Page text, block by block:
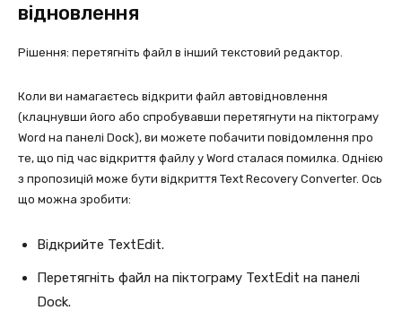
відновлення
Рішення: перетягніть файл в інший текстовий редактор.
Коли ви намагаєтесь відкрити файл автовідновлення
(клацнувши його або спробувавши перетягнути на піктограму
Word на панелі Dock), ви можете побачити повідомлення про
те, що під час відкриття файлу у Word сталася помилка. Однією
з пропозицій може бути відкриття Text Recovery Converter. Ось
що можна зробити:
Відкрийте TextEdit.
Перетягніть файл на піктограму TextEdit на панелі
Dock.